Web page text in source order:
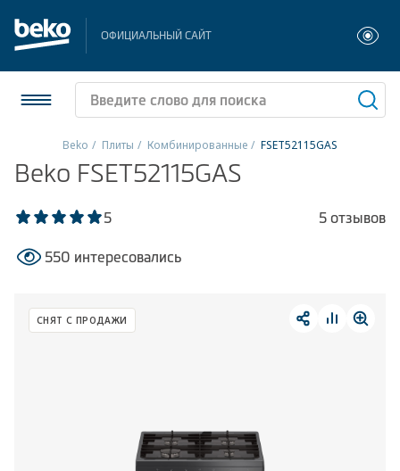
ОФИЦИАЛЬНЫЙ САЙТ
Холодильники и морозильники
Стиральные и сушильные машины
Посудомоечные машины
Встраиваемая техника
Beko Плиты Комбинированные FSET52115GAS
Beko FSET52115GAS
5 5 отзывов
550 интересовались
СНЯТ С ПРОДАЖИ